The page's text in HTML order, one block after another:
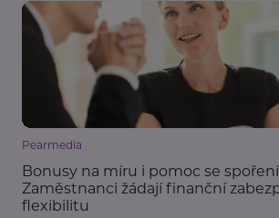
Pearmedia
Bonusy na míru i pomoc se
Zaměstnanci žádají finanční
flexibilitu